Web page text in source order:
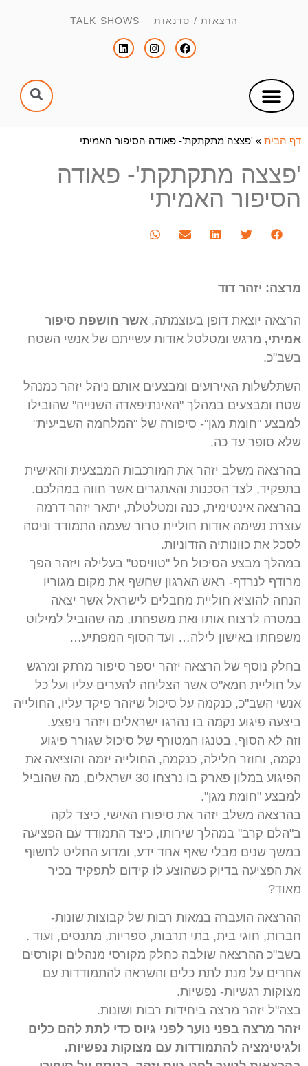
הרצאות / סדנאות TALK SHOWS
דף הבית » 'פצצה מתקתקת'- פאודה הסיפור האמיתי
'פצצה מתקתקת'- פאודה
הסיפור האמיתי
מרצה: יזהר דוד
הרצאה יוצאת דופן בעוצמתה, אשר חושפת סיפור
אמיתי, מרגש ומטלטל אודות עשייתם של אנשי השטח
בשב"כ.
השתלשלות האירועים ומבצעים אותם ניהל יזהר כמנהל
שטח ומבצעים במהלך "האינתיפאדה השנייה" שהובילו
למבצע "חומת מגן"- סיפורה של "המלחמה השביעית"
שלא סופר עד כה.
בהרצאה משלב יזהר את המורכבות המבצעית והאישית
בתפקיד, לצד הסכנות והאתגרים אשר חווה במהלכם.
בהרצאה אינטימית, כנה ומטלטלת, יתאר יזהר דרמה
עוצרת נשימה אודות חוליית טרור שעמה התמודד וניסה
לסכל את כוונותיה הזדוניות.
במהלך מבצע הסיכול חל "טוויסט" בעלילה ויזהר הפך
מרודף לנרדף- ראש הארגון שחשף את מקום מגוריו
הנחה להוציא חוליית מחבלים לישראל אשר יצאה
במטרה לרצוח אותו ואת משפחתו, מה שהוביל למילוט
משפחתו באישון לילה… ועד הסוף המפתיע…
בחלק נוסף של הרצאה יזהר יספר סיפור מרתק ומרגש
על חוליית חמא"ס אשר הצליחה להערים עליו ועל כל
אנשי השב"כ, כנקמה על סיכול שיזהר פיקד עליו, החולייה
ביצעה פיגוע נקמה בו נהרגו ישראלים ויזהר ניפצע.
וזה לא הסוף, בטנגו המטורף של סיכול שגורר פיגוע
נקמה, וחוזר חלילה, כנקמה, החולייה יזמה והוציאה את
הפיגוע במלון פארק בו נרצחו 30 ישראלים, מה שהוביל
למבצע "חומת מגן".
בהרצאה משלב יזהר את סיפורו האישי, כיצד לקה
ב"הלם קרב" במהלך שירותו, כיצד התמודד עם הפציעה
במשך שנים מבלי שאף אחד ידע, ומדוע החליט לחשוף
את הפציעה בדיוק כשהוצע לו קידום לתפקיד בכיר
מאוד?
ההרצאה הועברה במאות רבות של קבוצות שונות-
חברות, חוגי בית, בתי תרבות, ספריות, מתנסים, ועוד .
בשב"כ ההרצאה שולבה כחלק מקורסי מנהלים וקורסים
אחרים על מנת לתת כלים והשראה להתמודדות עם
מצוקות רגשיות- נפשיות.
בצה"ל יזהר מרצה ביחידות רבות ושונות.
יזהר מרצה בפני נוער לפני גיוס כדי לתת להם כלים
ולגיטימציה להתמודדות עם מצוקות נפשיות.